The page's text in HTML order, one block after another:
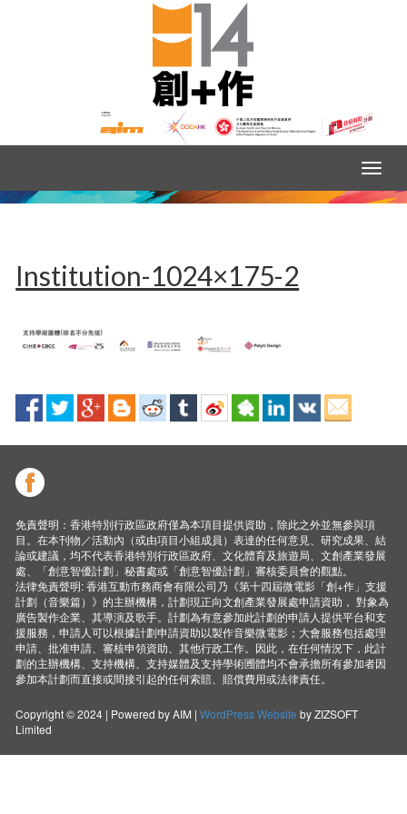
Institution-1024×175-2
免責聲明：香港特別行政區政府僅為本項目提供資助，除此之外並無參與項
目。在本刊物／活動內（或由項目小組成員）表達的任何意見、研究成果、結
論或建議，均不代表香港特別行政區政府、文化體育及旅遊局、文創產業發展
處、「創意智優計劃」秘書處或「創意智優計劃」審核委員會的觀點。
法律免責聲明: 香港互動市務商會有限公司乃《第十四屆微電影「創+作」支援
計劃（音樂篇）》的主辦機構，計劃現正向文創產業發展處申請資助， 對象為
廣告製作企業、其導演及歌手。計劃為有意參加此計劃的申請人提供平台和支
援服務，申請人可以根據計劃申請資助以製作音樂微電影；大會服務包括處理
申請、批准申請、審核申領資助、其他行政工作。因此，在任何情況下，此計
劃的主辦機構、支持機構、支持媒體及支持學術圑體均不會承擔所有參加者因
參加本計劃而直接或間接引起的任何索賠、賠償費用或法律責任。
Copyright © 2024 | Powered by AIM |WordPress Website by ZIZSOFT
Limited